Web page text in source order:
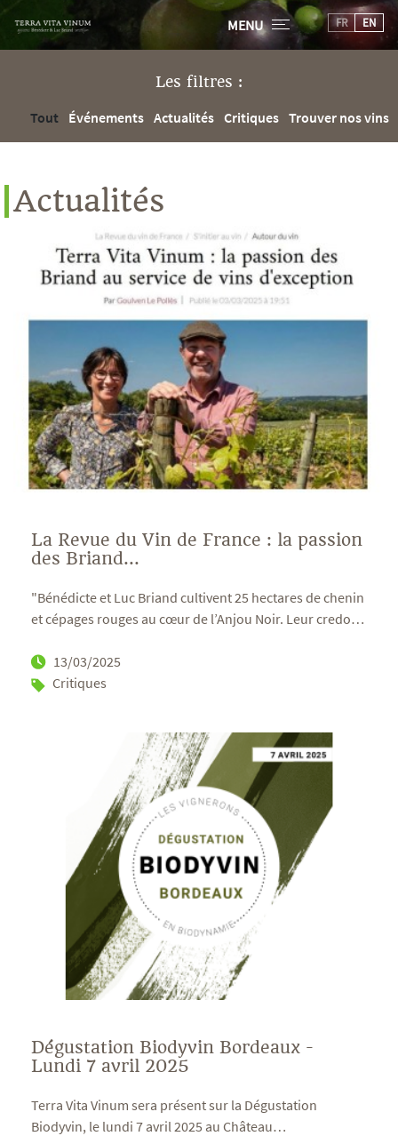
MENU FR EN
Les filtres :
Tout Événements Actualités Critiques Trouver nos vins
Actualités
La Revue du Vin de France : la passion
des Briand...
"Bénédicte et Luc Briand cultivent 25 hectares de chenin
et cépages rouges au cœur de l’Anjou Noir. Leur credo…
13/03/2025
Critiques
Dégustation Biodyvin Bordeaux -
Lundi 7 avril 2025
Terra Vita Vinum sera présent sur la Dégustation
Biodyvin, le lundi 7 avril 2025 au Château…